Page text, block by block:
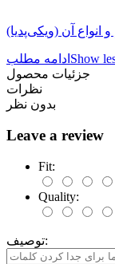
آن (ویکی‌پدیا)
ادامه مطلب Show
جزئیات محصول
نظرات
بدون نظر
Leave a review
Fit:
Quality:
توصیف: